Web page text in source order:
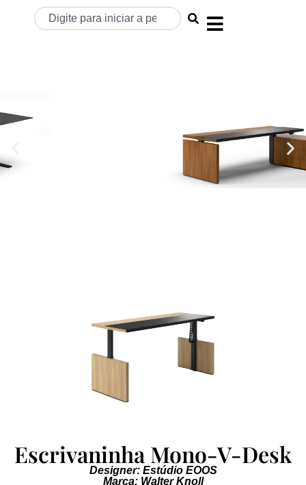
Escrivaninha Mono-V-Desk
Designer: Estúdio EOOS
Marca: Walter Knoll